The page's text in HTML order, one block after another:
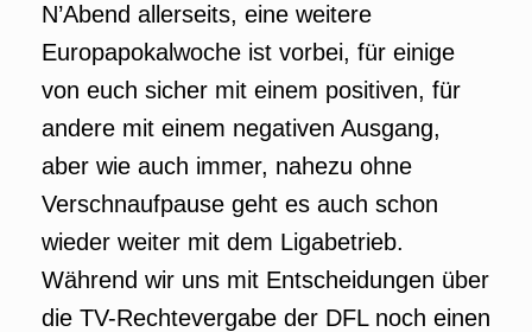
N’Abend allerseits, eine weitere
Europapokalwoche ist vorbei, für einige
von euch sicher mit einem positiven, für
andere mit einem negativen Ausgang,
aber wie auch immer, nahezu ohne
Verschnaufpause geht es auch schon
wieder weiter mit dem Ligabetrieb.
Während wir uns mit Entscheidungen über
die TV-Rechtevergabe der DFL noch einen